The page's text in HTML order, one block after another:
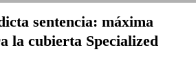
sentencia: máxima
la cubierta Specialized